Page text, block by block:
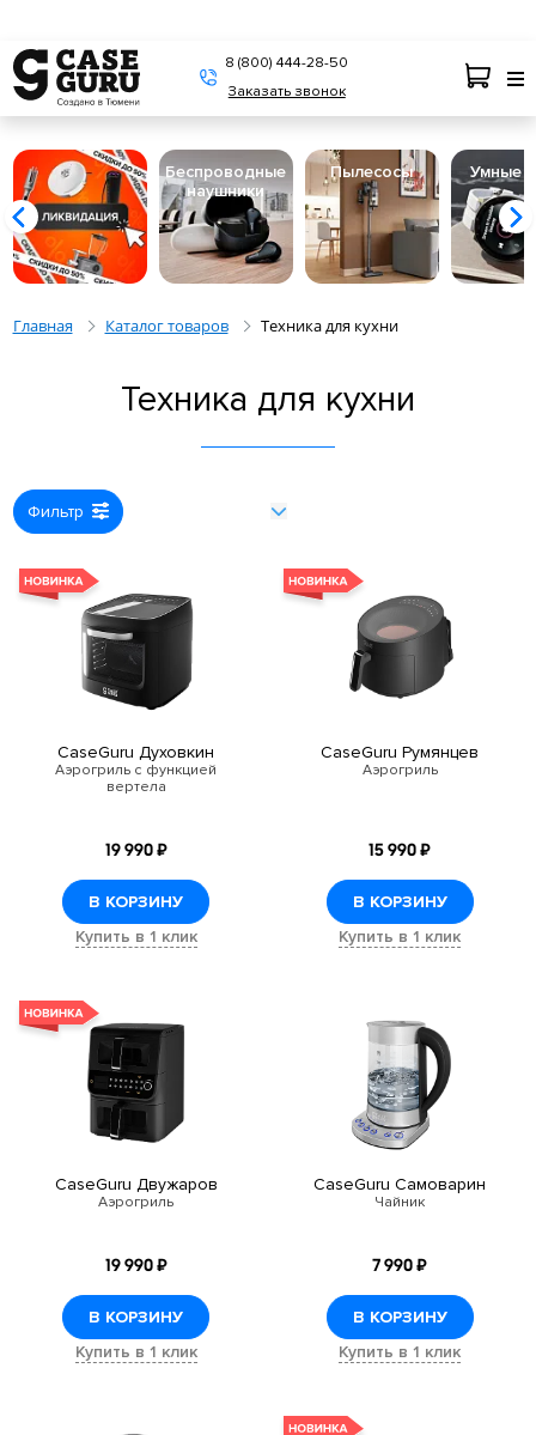
8 (800) 444-28-50
Заказать звонок
Беспроводные
наушники
Пылесосы Умные
Главная Каталог товаров Техника для кухни
Техника для кухни
Фильтр
CaseGuru Духовкин
Аэрогриль с функцией
вертела
19 990 ₽
В КОРЗИНУ
Купить в 1 клик
CaseGuru Румянцев
Аэрогриль
15 990 ₽
В КОРЗИНУ
Купить в 1 клик
CaseGuru Двужаров
Аэрогриль
19 990 ₽
В КОРЗИНУ
Купить в 1 клик
CaseGuru Самоварин
Чайник
7 990 ₽
В КОРЗИНУ
Купить в 1 клик